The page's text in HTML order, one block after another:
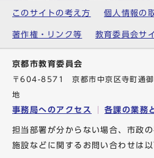
このサイトの考え方 個人情報の
著作権・リンク等 教育委員会サ
京都市教育委員会
〒604-8571 京都市中京区寺町通御
地
事務局へのアクセス 各課の業務
担当部署が分からない場合、市政
施設などに関するお問い合わせは